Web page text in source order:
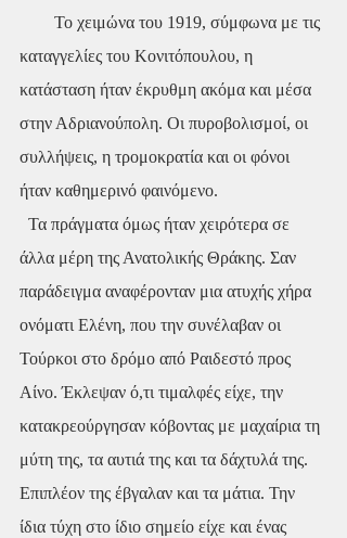
καταγγελίες του Κονιτόπουλου, η
κατάσταση ήταν έκρυθμη ακόμα και μέσα
στην Αδριανούπολη. Οι πυροβολισμοί, οι
συλλήψεις, η τρομοκρατία και οι φόνοι
ήταν καθημερινό φαινόμενο.
άλλα μέρη της Ανατολικής Θράκης. Σαν
παράδειγμα αναφέρονταν μια ατυχής χήρα
ονόματι Ελένη, που την συνέλαβαν οι
Τούρκοι στο δρόμο από Ραιδεστό προς
Αίνο. Έκλεψαν ό,τι τιμαλφές είχε, την
κατακρεούργησαν κόβοντας με μαχαίρια τη
μύτη της, τα αυτιά της και τα δάχτυλά της.
Επιπλέον της έβγαλαν και τα μάτια. Την
ίδια τύχη στο ίδιο σημείο είχε και ένας